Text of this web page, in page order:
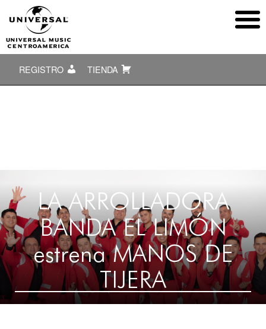
REGISTRO TIENDA
LA ARROLLADORA
BANDA EL LIMÓN
estrena MANOS DE
TIJERA